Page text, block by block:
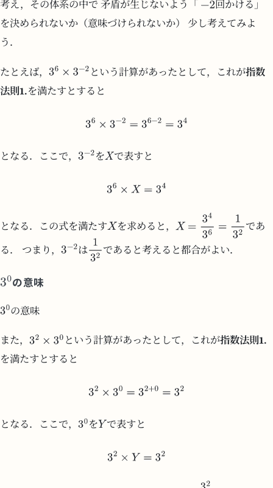
考え，その体系の中で 矛盾が生じないよう「
回かける」
を決められないか（意味づけられないか） 少し考えてみよ
う．
たとえば， という計算があったとして，これが指数
法則1.を満たすとすると
となる．ここで， を で表すと
となる．この式を満たす を求めると， であ
る． つまり， は であると考えると都合がよい．
の意味
の意味
また， という計算があったとして，これが指数法則1.
を満たすとすると
となる．ここで， を で表すと